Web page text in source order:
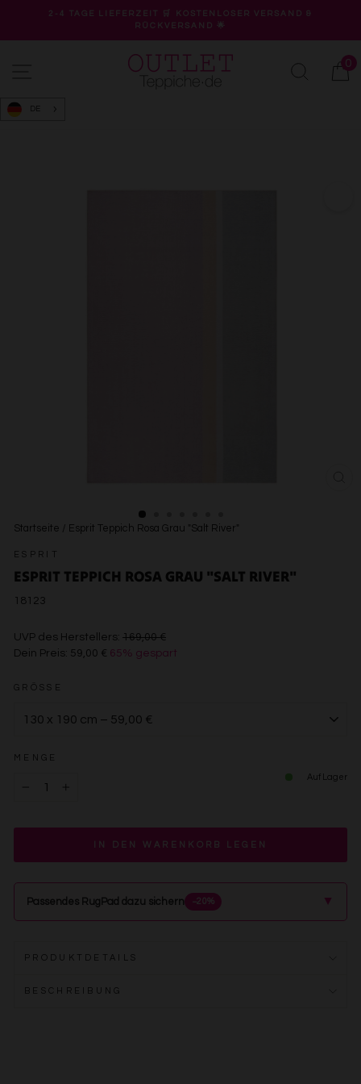
Inhalt
Pause
2-4 TAGE LIEFERZEIT 🛒 KOSTENLOSER VERSAND &
RÜCKVERSAND 🌟
Suche0
Startseite / Esprit Teppich Rosa Grau "Salt River"
ESPRIT
ESPRIT TEPPICH ROSA GRAU "SALT RIVER"
18123
UVP des Herstellers: 169,00 €€169,00
Dein Preis: 59,00 € 65% gespart
GRÖSSE
MENGE
Auf Lager
IN DEN WARENKORB LEGEN
Passendes RugPad dazu sichern −20% ▲
PRODUKTDETAILS
BESCHREIBUNG